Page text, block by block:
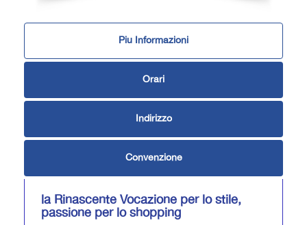
Piu Informazioni
Orari
Indirizzo
Convenzione
la Rinascente Vocazione per lo stile,
passione per lo shopping